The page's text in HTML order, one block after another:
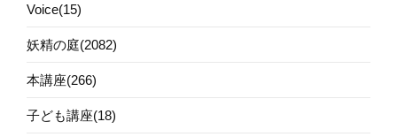
Voice(15)
妖精の庭(2082)
本講座(266)
子ども講座(18)